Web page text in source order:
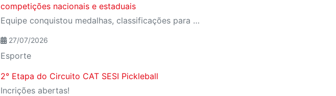
competições nacionais e estaduais
Equipe conquistou medalhas, classificações para a fase final do Campeonato Brasileiro e importantes resultados em competições estaduais e nacionais.
27/07/2026
Esporte
2° Etapa do Circuito CAT SESI Pickleball
Incrições abertas!